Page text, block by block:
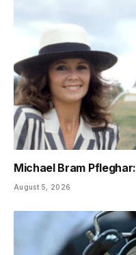
Michael Bram
August 5, 2026